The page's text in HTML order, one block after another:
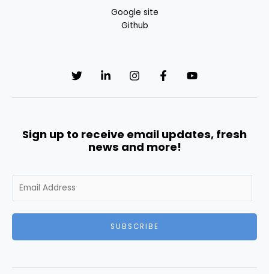
Google site
Github
Sign up to receive email updates, fresh
news and more!
m
SUBSCRIBE